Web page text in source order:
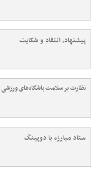
پیشنهاد، انتقاد و شکایت
نظارت بر سلامت باشگاه‌های ورزشی
ستاد مبارزه با دوپینگ